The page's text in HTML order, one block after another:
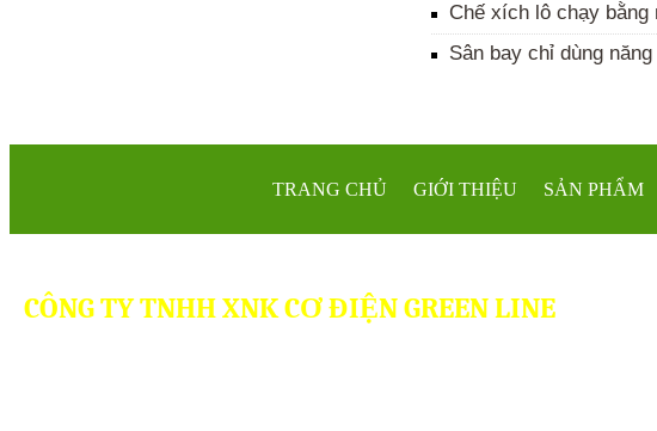
Chế xích lô chạy
Sân bay chỉ dùng
TRANG CHỦ GIỚI THIỆU SẢN PHẨM
CÔNG TY TNHH XNK CƠ ĐIỆN GREEN LINE